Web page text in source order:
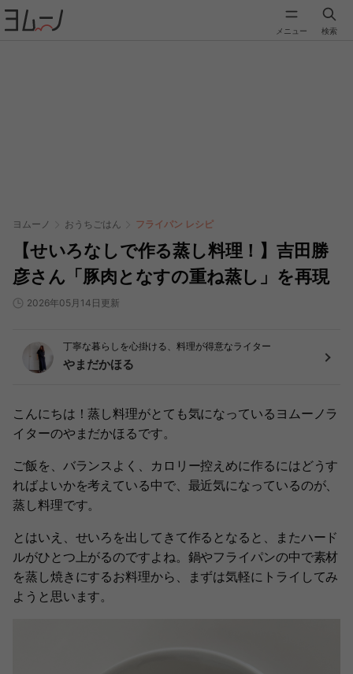
メニュー 検索
ヨムーノ おうちごはん フライパン レシピ
【せいろなしで作る蒸し料理！】吉田勝
彦さん「豚肉となすの重ね蒸し」を再現
2026年05月14日更新
丁寧な暮らしを心掛ける、料理が得意なライター
やまだかほる
こんにちは！蒸し料理がとても気になっているヨムーノラ
イターのやまだかほるです。
ご飯を、バランスよく、カロリー控えめに作るにはどうす
ればよいかを考えている中で、最近気になっているのが、
蒸し料理です。
とはいえ、せいろを出してきて作るとなると、またハード
ルがひとつ上がるのですよね。鍋やフライパンの中で素材
を蒸し焼きにするお料理から、まずは気軽にトライしてみ
ようと思います。